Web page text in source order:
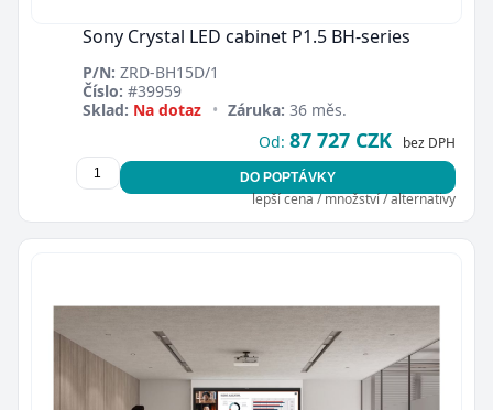
Sony Crystal LED cabinet P1.5 BH-series
P/N: ZRD-BH15D/1
Číslo: #39959
Sklad: Na dotaz • Záruka: 36 měs.
Od: 87 727 CZK bez DPH
DO POPTÁVKY
lepší cena / množství / alternativy